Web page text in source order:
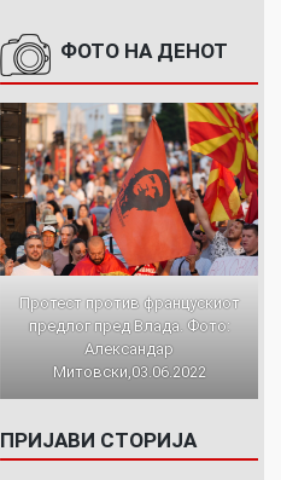
ФОТО НА ДЕНОТ
Протест против францускиот
предлог пред Влада. Фото:
Александар
Митовски,03.06.2022
ПРИЈАВИ СТОРИЈА